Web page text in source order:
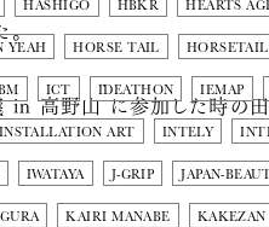
HASHIGO HBKR HEARTS
YEAH HORSE TAIL HORSETAIL
ICT IDEATHON IEMAP
INSTALLATION ART INTELY
IWATAYA J-GRIP JAPAN-
KAIRI MANABE KAKEZAN
in 高野山 に参加した時の